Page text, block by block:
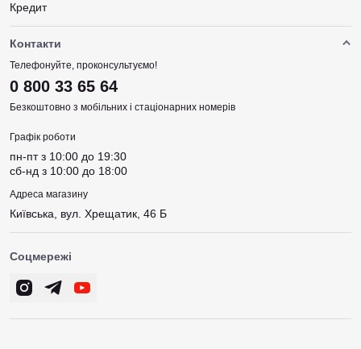
Кредит
Контакти
Телефонуйте, проконсультуємо!
0 800 33 65 64
Безкоштовно з мобільних і стаціонарних номерів
Графік роботи
пн-пт з 10:00 до 19:30
сб-нд з 10:00 до 18:00
Адреса магазину
Київська, вул. Хрещатик, 46 Б
Соцмережі